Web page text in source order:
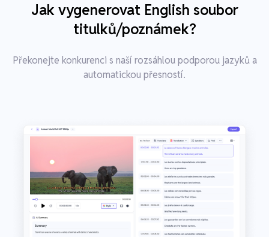
Jak vygenerovat English soubor
titulků/poznámek?
Překonejte konkurenci s naší rozsáhlou podporou jazyků a
automatickou přesností.